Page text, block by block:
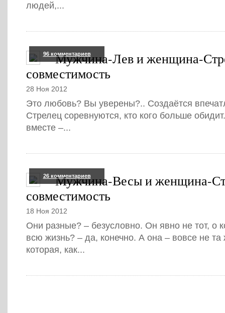
людей,...
96 комментариев
Мужчина-Лев и женщина-
совместимость
28 Ноя 2012
Это любовь? Вы уверены?.. Создаётся
Стрелец соревнуются, кто кого больше
вместе –...
26 комментариев
Мужчина-Весы и женщина-
совместимость
18 Ноя 2012
Они разные? – безусловно. Он явно не тот, о
всю жизнь? – да, конечно. А она – вовсе не
которая, как...